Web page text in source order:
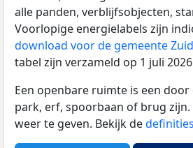
alle panden, verblijfsobjecten,
Voorlopige energielabels zijn
download voor de gemeente
tabel zijn verzameld op 1 juli
Een openbare ruimte is een
park, erf, spoorbaan of brug
weer te geven. Bekijk de